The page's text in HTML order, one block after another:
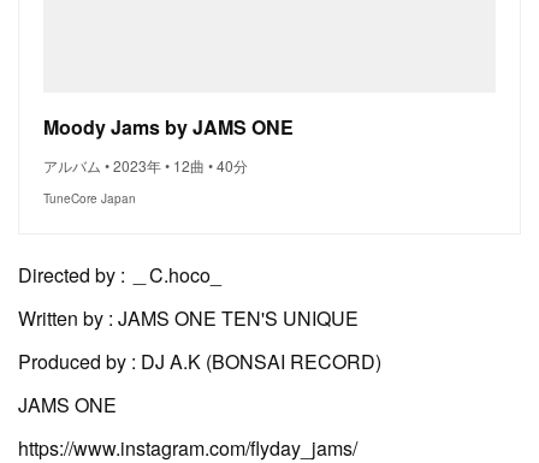
Moody Jams by JAMS ONE
アルバム • 2023年 • 12曲 • 40分
TuneCore Japan
Directed by : ＿C.hoco_
Written by : JAMS ONE TEN'S UNIQUE
Produced by : DJ A.K (BONSAI RECORD)
JAMS ONE
https://www.instagram.com/flyday_jams/